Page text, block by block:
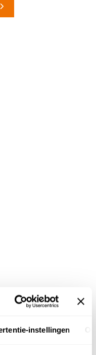
instellingen
in de